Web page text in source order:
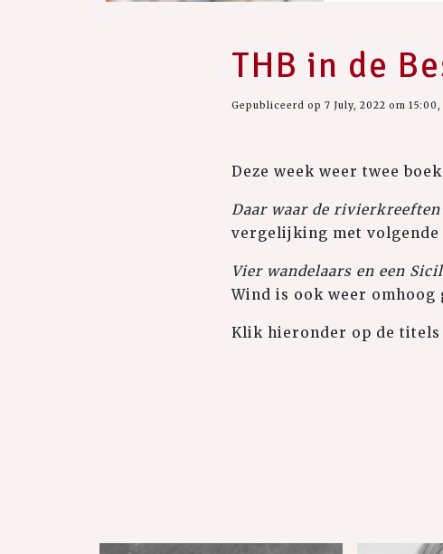
THB in de
Gepubliceerd op 7 July, 2022 om
Deze week weer twee
Daar waar de
vergelijking met volgende
Vier wandelaars en een
Wind is ook weer omhoog
Klik hieronder op de titels